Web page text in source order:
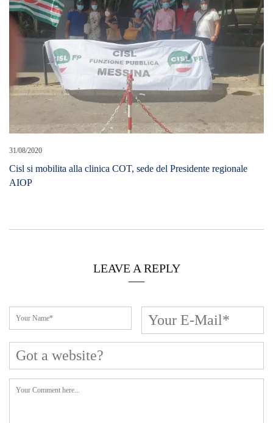
31/08/2020
Cisl si mobilita alla clinica COT, sede del Presidente regionale
AIOP
LEAVE A REPLY